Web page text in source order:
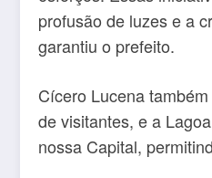
profusão de luzes e a
garantiu o prefeito.
Cícero Lucena
de visitantes, e a
nossa Capital,